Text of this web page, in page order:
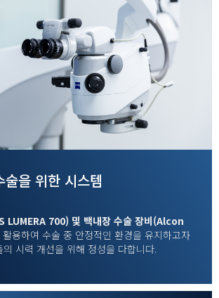
을 위한 시스템
LUMERA 700) 및 백내장 수술 장비(Alcon
활용하여 수술 중 안정적인 환경을 유지하고자
시력 개선을 위해 정성을 다합니다.